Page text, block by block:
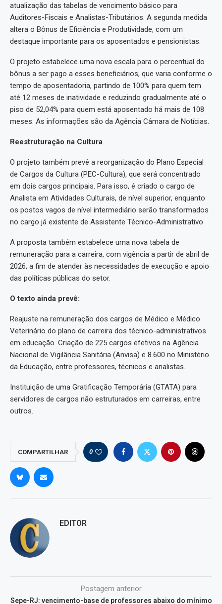
atualização das tabelas de vencimento básico para
Auditores-Fiscais e Analistas-Tributários. A segunda medida
altera o Bônus de Eficiência e Produtividade, com um
destaque importante para os aposentados e pensionistas.
O projeto estabelece uma nova escala para o percentual do
bônus a ser pago a esses beneficiários, que varia conforme o
tempo de aposentadoria, partindo de 100% para quem tem
até 12 meses de inatividade e reduzindo gradualmente até o
piso de 52,04% para quem está aposentado há mais de 108
meses. As informações são da Agência Câmara de Notícias.
Reestruturação na Cultura
O projeto também prevê a reorganização do Plano Especial
de Cargos da Cultura (PEC-Cultura), que será concentrado
em dois cargos principais. Para isso, é criado o cargo de
Analista em Atividades Culturais, de nível superior, enquanto
os postos vagos de nível intermediário serão transformados
no cargo já existente de Assistente Técnico-Administrativo.
A proposta também estabelece uma nova tabela de
remuneração para a carreira, com vigência a partir de abril de
2026, a fim de atender às necessidades de execução e apoio
das políticas públicas do setor.
O texto ainda prevê:
Reajuste na remuneração dos cargos de Médico e Médico
Veterinário do plano de carreira dos técnico-administrativos
em educação. Criação de 225 cargos efetivos na Agência
Nacional de Vigilância Sanitária (Anvisa) e 8.600 no Ministério
da Educação, entre professores, técnicos e analistas.
Instituição de uma Gratificação Temporária (GTATA) para
servidores de cargos não estruturados em carreiras, entre
outros.
COMPARTILHAR 0
EDITOR
Postagem anterior
Sepe-RJ: vencimento-base de professores abaixo do mínimo